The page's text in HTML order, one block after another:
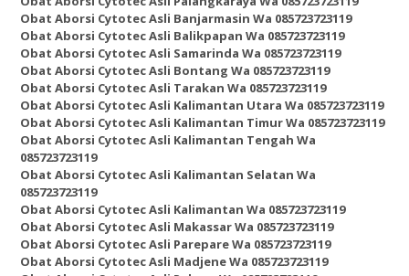
Obat Aborsi Cytotec Asli Banjarmasin Wa 085723723119
Obat Aborsi Cytotec Asli Balikpapan Wa 085723723119
Obat Aborsi Cytotec Asli Samarinda Wa 085723723119
Obat Aborsi Cytotec Asli Bontang Wa 085723723119
Obat Aborsi Cytotec Asli Tarakan Wa 085723723119
Obat Aborsi Cytotec Asli Kalimantan Utara Wa 085723723119
Obat Aborsi Cytotec Asli Kalimantan Timur Wa 085723723119
Obat Aborsi Cytotec Asli Kalimantan Tengah Wa
085723723119
Obat Aborsi Cytotec Asli Kalimantan Selatan Wa
085723723119
Obat Aborsi Cytotec Asli Kalimantan Wa 085723723119
Obat Aborsi Cytotec Asli Makassar Wa 085723723119
Obat Aborsi Cytotec Asli Parepare Wa 085723723119
Obat Aborsi Cytotec Asli Madjene Wa 085723723119